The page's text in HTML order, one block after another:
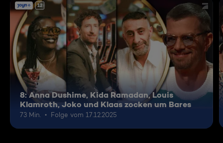
12
8: Anna Dushime, Kida Ramadan, Louis
Klamroth, Joko und Klaas zocken um Bares
73 Min. Folge vom 17.12.2025